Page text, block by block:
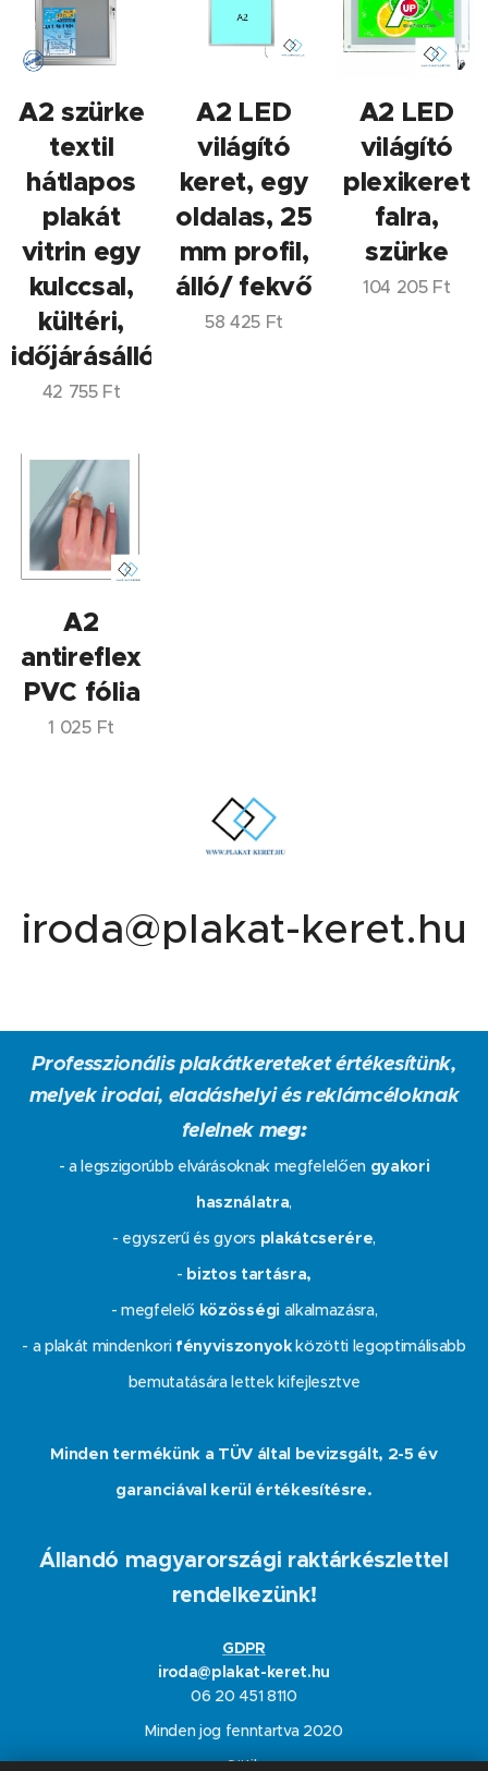
A2 szürke
textil
hátlapos
plakát
vitrin egy
kulccsal,
kültéri,
időjárásálló
42 755Ft
A2 LED
világító
keret, egy
oldalas, 25
mm profil,
álló/ fekvő
58 425 Ft
A2 LED
világító
plexikeret
falra,
szürke
104 205Ft
A2
antireflex
PVC fólia
1 025Ft
iroda@plakat-keret.hu
Professzionális plakátkereteket értékesítünk,
melyek irodai, eladáshelyi és reklámcéloknak
felelnek meg:
- a legszigorúbb elvárásoknak megfelelően gyakori
használatra,
- egyszerű és gyors plakátcserére,
- biztos tartásra,
- megfelelő közösségi alkalmazásra,
- a plakát mindenkori fényviszonyokközötti legoptimálisabb
bemutatására lettek kifejlesztve
Minden termékünk a TÜV által bevizsgált, 2-5 év
garanciával kerül értékesítésre.
Állandó magyarországi raktárkészlettel
rendelkezünk!
GDPR
iroda@plakat-keret.hu
06 20 451 8110
Minden jog fenntartva 2020
Sütik